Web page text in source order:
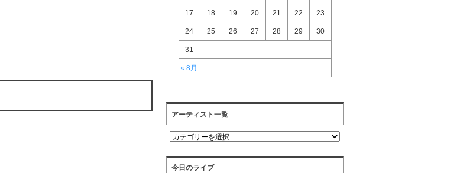
« 8月
17 18 19 20 21 22 23
24 25 26 27 28 29 30
31
アーティスト一覧
ア
テ
ィ
今日のライブ